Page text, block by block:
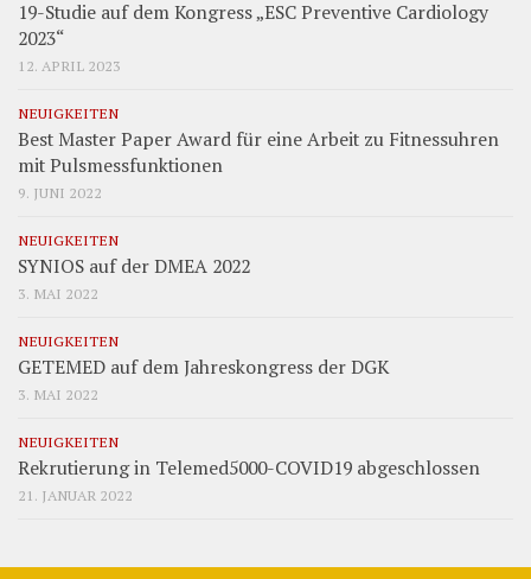
19-Studie auf dem Kongress „ESC Preventive Cardiology
2023“
12. APRIL 2023
NEUIGKEITEN
Best Master Paper Award für eine Arbeit zu Fitnessuhren
mit Pulsmessfunktionen
9. JUNI 2022
NEUIGKEITEN
SYNIOS auf der DMEA 2022
3. MAI 2022
NEUIGKEITEN
GETEMED auf dem Jahreskongress der DGK
3. MAI 2022
NEUIGKEITEN
Rekrutierung in Telemed5000-COVID19 abgeschlossen
21. JANUAR 2022